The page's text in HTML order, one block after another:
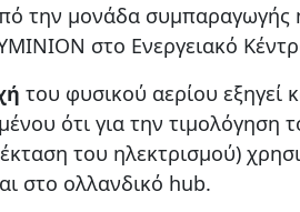
την μονάδα συμπαραγωγής
στο Ενεργειακό
του φυσικού αερίου εξηγεί
ότι για την τιμολόγηση
του ηλεκτρισμού)
στο ολλανδικό hub.